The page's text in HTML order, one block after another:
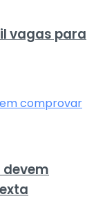
vagas para
devem